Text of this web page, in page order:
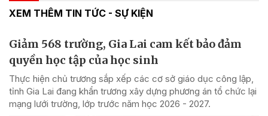
XEM THÊM TIN TỨC - SỰ KIỆN
Giảm 568 trường, Gia Lai cam kết bảo đảm
quyền học tập của học sinh
Thực hiện chủ trương sắp xếp các cơ sở giáo dục công lập,
tỉnh Gia Lai đang khẩn trương xây dựng phương án tổ chức lại
mạng lưới trường, lớp trước năm học 2026 - 2027.